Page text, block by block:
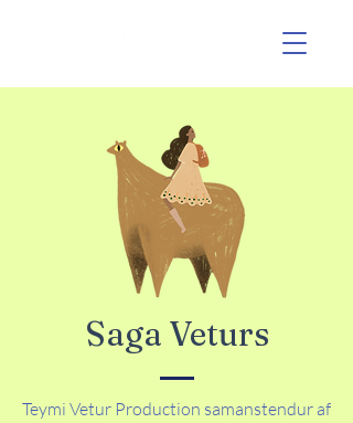
Saga Veturs
Teymi Vetur Production samanstendur af